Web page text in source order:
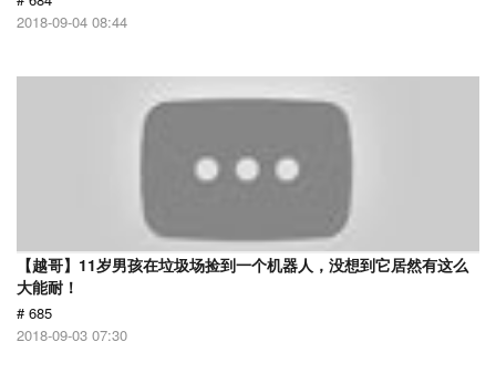
2018-09-04 08:44
【越哥】11岁男孩在垃圾场捡到一个机器人，没想到它居然有这么
大能耐！
# 685
2018-09-03 07:30